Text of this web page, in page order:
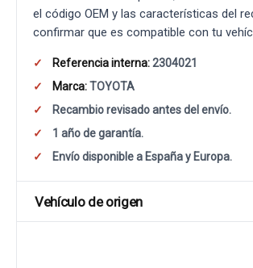
el código OEM y las características del
confirmar que es compatible con tu
Referencia interna:2304021
Marca:TOYOTA
Recambio revisado antes del envío.
1 año de garantía.
Envío disponible a España y Europa.
Vehículo de origen